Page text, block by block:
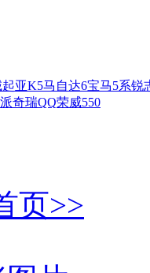
起亚K5马自达6宝马5系锐
奇瑞QQ荣威550
页>>